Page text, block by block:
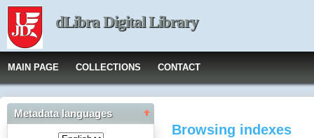
dLibra Digital Library
MAIN PAGE COLLECTIONS CONTACT
Metadata languages
Browsing indexes